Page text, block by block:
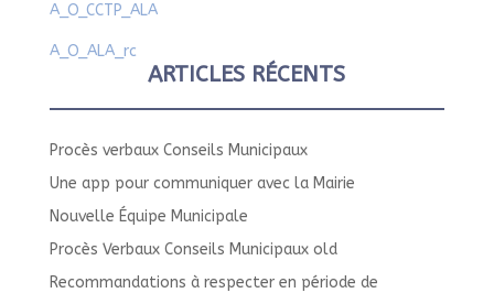
A_O_CCTP_ALA
A_O_ALA_rc
ARTICLES RÉCENTS
Procès verbaux Conseils Municipaux
Une app pour communiquer avec la Mairie
Nouvelle Équipe Municipale
Procès Verbaux Conseils Municipaux old
Recommandations à respecter en période de